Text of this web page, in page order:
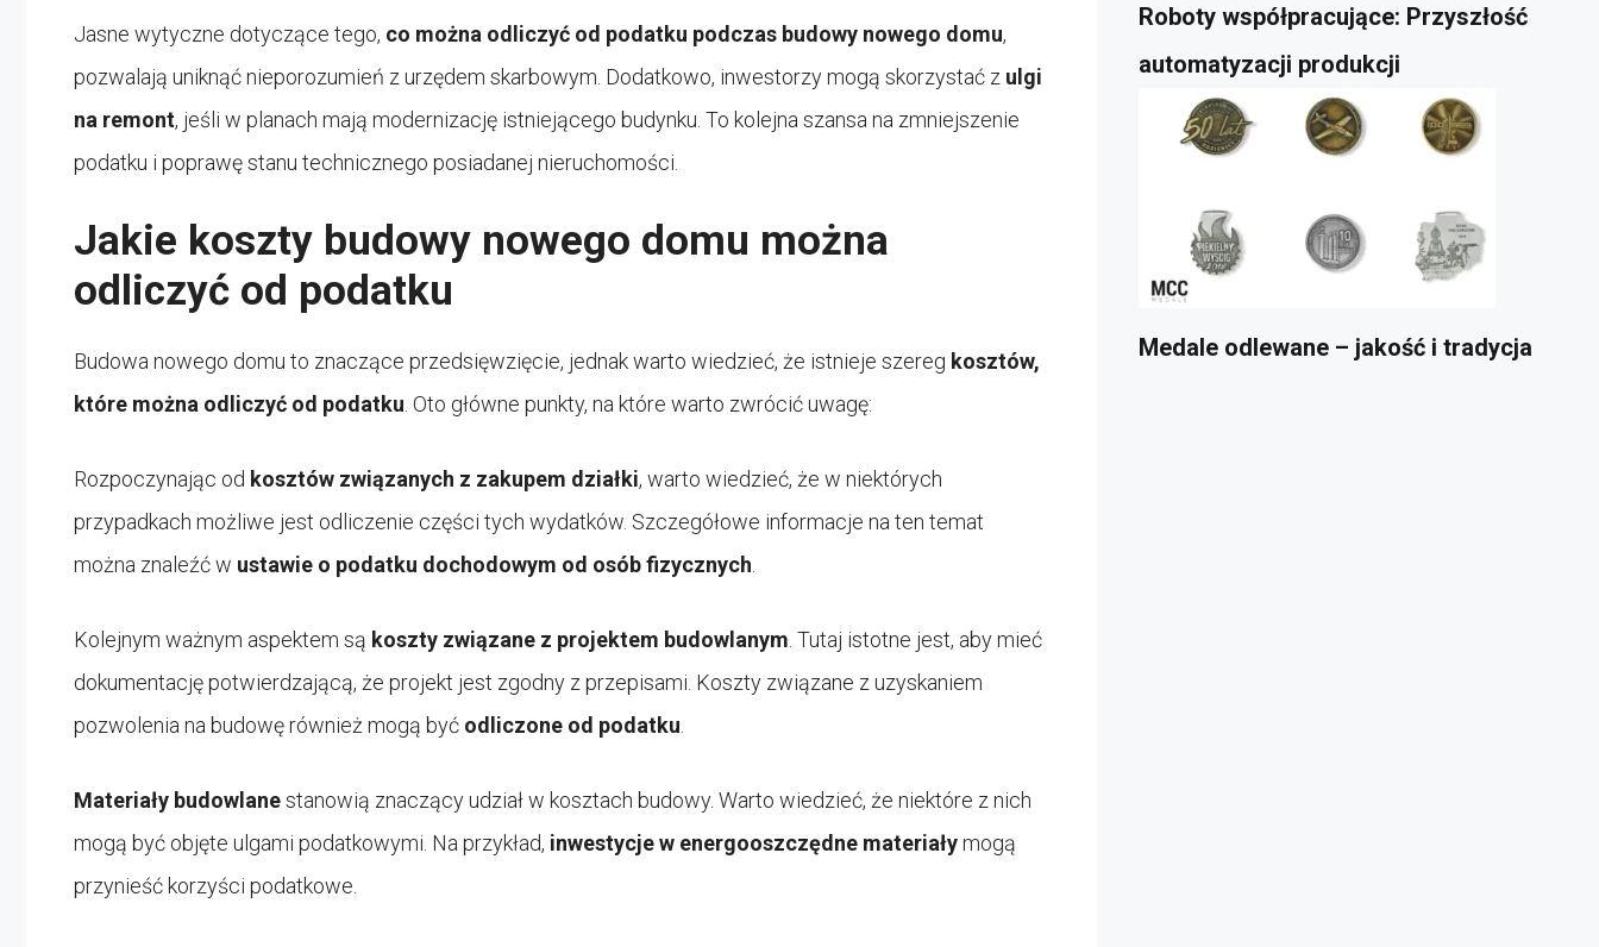
Jasne wytyczne dotyczące tego, co można odliczyć od podatku podczas budowy nowego domu,
pozwalają uniknąć nieporozumień z urzędem skarbowym. Dodatkowo, inwestorzy mogą skorzystać z ulgi
na remont, jeśli w planach mają modernizację istniejącego budynku. To kolejna szansa na zmniejszenie
podatku i poprawę stanu technicznego posiadanej nieruchomości.
Jakie koszty budowy nowego domu można
odliczyć od podatku
Budowa nowego domu to znaczące przedsięwzięcie, jednak warto wiedzieć, że istnieje szereg kosztów,
które można odliczyć od podatku. Oto główne punkty, na które warto zwrócić uwagę:
Rozpoczynając od kosztów związanych z zakupem działki, warto wiedzieć, że w niektórych
przypadkach możliwe jest odliczenie części tych wydatków. Szczegółowe informacje na ten temat
można znaleźć w ustawie o podatku dochodowym od osób fizycznych.
Kolejnym ważnym aspektem są koszty związane z projektem budowlanym. Tutaj istotne jest, aby mieć
dokumentację potwierdzającą, że projekt jest zgodny z przepisami. Koszty związane z uzyskaniem
pozwolenia na budowę również mogą być odliczone od podatku.
Materiały budowlanestanowią znaczący udział w kosztach budowy. Warto wiedzieć, że niektóre z nich
mogą być objęte ulgami podatkowymi. Na przykład, inwestycje w energooszczędne materiałymogą
przynieść korzyści podatkowe.
Roboty współpracujące: Przyszłość
automatyzacji produkcji
Medale odlewane – jakość i tradycja